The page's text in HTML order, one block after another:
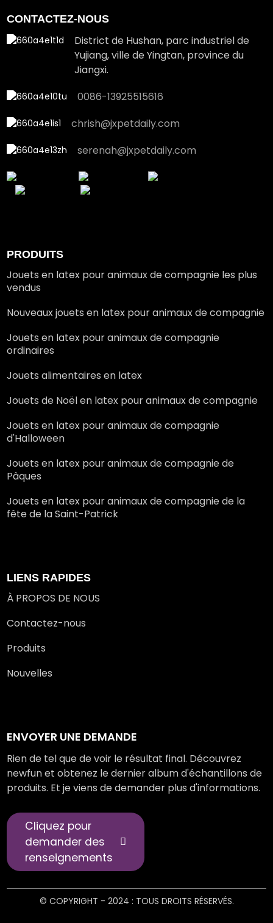
CONTACTEZ-NOUS
District de Hushan, parc industriel de
Yujiang, ville de Yingtan, province du
Jiangxi.
0086-13925515616
chrish@jxpetdaily.com
serenah@jxpetdaily.com
PRODUITS
Jouets en latex pour animaux de compagnie les plus
vendus
Nouveaux jouets en latex pour animaux de compagnie
Jouets en latex pour animaux de compagnie
ordinaires
Jouets alimentaires en latex
Jouets de Noël en latex pour animaux de compagnie
Jouets en latex pour animaux de compagnie
d'Halloween
Jouets en latex pour animaux de compagnie de
Pâques
Jouets en latex pour animaux de compagnie de la
fête de la Saint-Patrick
LIENS RAPIDES
À PROPOS DE NOUS
Contactez-nous
Produits
Nouvelles
ENVOYER UNE DEMANDE
Rien de tel que de voir le résultat final. Découvrez
newfun et obtenez le dernier album d'échantillons de
produits. Et je viens de demander plus d'informations.
Cliquez pour
demander des
renseignements
© COPYRIGHT - 2024 : TOUS DROITS RÉSERVÉS.